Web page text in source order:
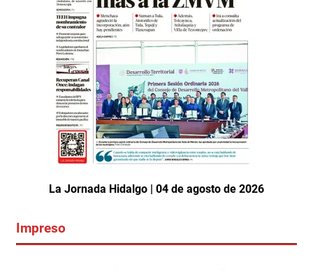
La Jornada Hidalgo | 04 de agosto de 2026
Impreso